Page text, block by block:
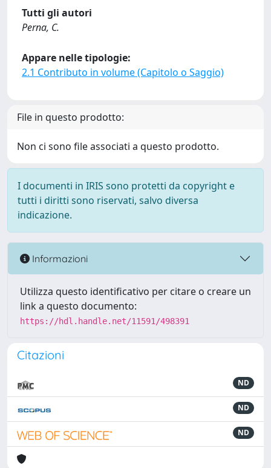
Tutti gli autori
Perna, C.
Appare nelle tipologie:
2.1 Contributo in volume (Capitolo o Saggio)
File in questo prodotto:
Non ci sono file associati a questo prodotto.
I documenti in IRIS sono protetti da copyright e
tutti i diritti sono riservati, salvo diversa
indicazione.
Informazioni
Utilizza questo identificativo per citare o creare un
link a questo documento:
https://hdl.handle.net/11591/498391
Citazioni
ND
ND
ND